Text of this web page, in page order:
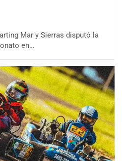
Mar y Sierras disputó la
en…